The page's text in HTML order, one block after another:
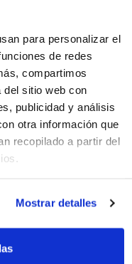
para personalizar el
de redes
compartimos
del sitio web con
publicidad y análisis
otra información que
recopilado a partir del
Mostrar detalles
Milan p1 touch